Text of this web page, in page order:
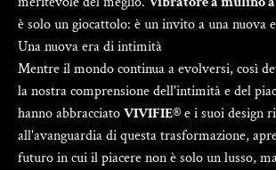
è solo un giocattolo: è un invito a una nuova
Una nuova era di intimità
Mentre il mondo continua a evolversi, così
la nostra comprensione dell'intimità e del
hanno abbracciatoVIVIFIE®e i suoi design
all'avanguardia di questa trasformazione,
futuro in cui il piacere non è solo un lusso,